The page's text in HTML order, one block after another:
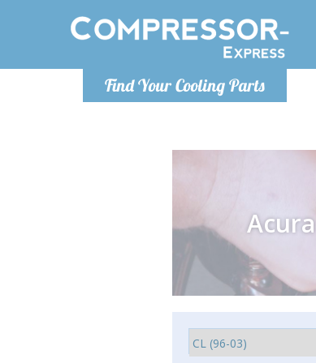
Find Your Cooling Parts
Acura